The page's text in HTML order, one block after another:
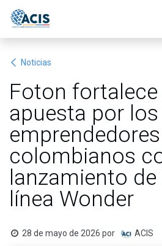
Noticias
Foton fortalece
apuesta por los
emprendedores
colombianos
lanzamiento de
línea Wonder
28 de mayo de 2026 por ACIS